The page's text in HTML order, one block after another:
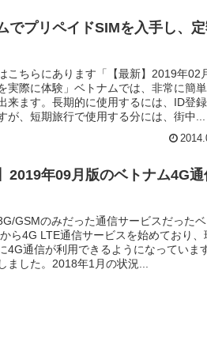
でプリペイドSIMを入手し、
こちらにあります「【最新】2019年02
実際に体験」ベトナムでは、非常に簡
来ます。長期的に使用するには、ID登
が、短期旅行で使用する分には、街中...
2019年09月版のベトナム4G
GSMのみだった通信サービスだったベ
ら4G LTE通信サービスを始めており、
4G通信が利用できるようになっていま
ました。2018年1月の状況...